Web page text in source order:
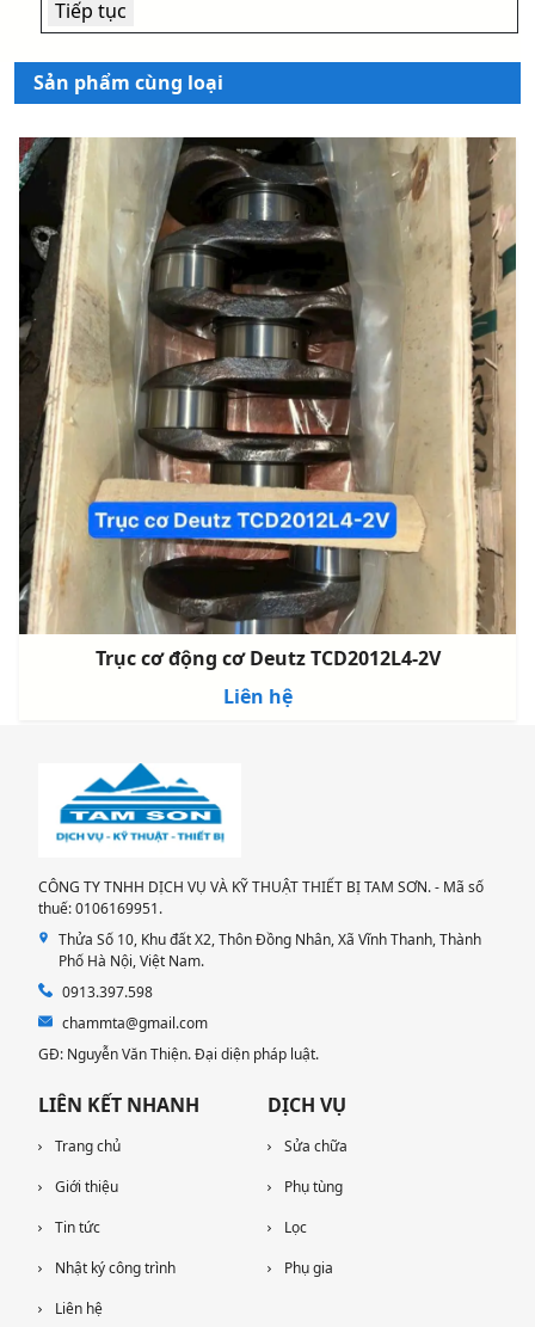
Sản phẩm cùng loại
Trục cơ động cơ Deutz TCD2012L4-2V
Liên hệ
CÔNG TY TNHH DỊCH VỤ VÀ KỸ THUẬT THIẾT BỊ TAM SƠN. - Mã số
thuế: 0106169951.
Thửa Số 10, Khu đất X2, Thôn Đồng Nhân, Xã Vĩnh Thanh, Thành
Phố Hà Nội, Việt Nam.
0913.397.598
chammta@gmail.com
GĐ: Nguyễn Văn Thiện. Đại diện pháp luật.
LIÊN KẾT NHANH
Trang chủ
Giới thiệu
Tin tức
Nhật ký công trình
Liên hệ
DỊCH VỤ
Sửa chữa
Phụ tùng
Lọc
Phụ gia